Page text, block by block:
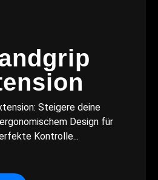
Steigere deine
Design für
Kontrolle...